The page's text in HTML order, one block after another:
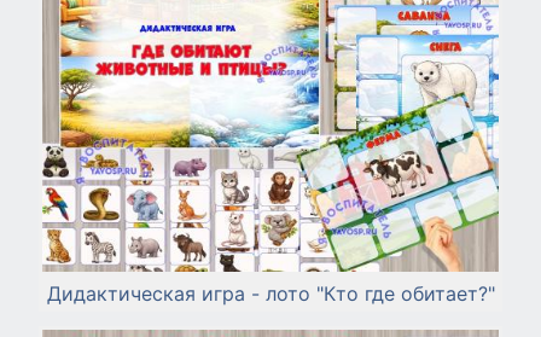
Дидактическая игра - лото "Кто где обитает?"